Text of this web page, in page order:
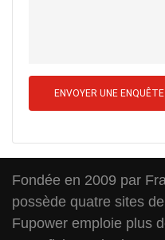
ENVOYER UNE
Fondée en 2009 par
possède quatre sites
Fupower emploie plus